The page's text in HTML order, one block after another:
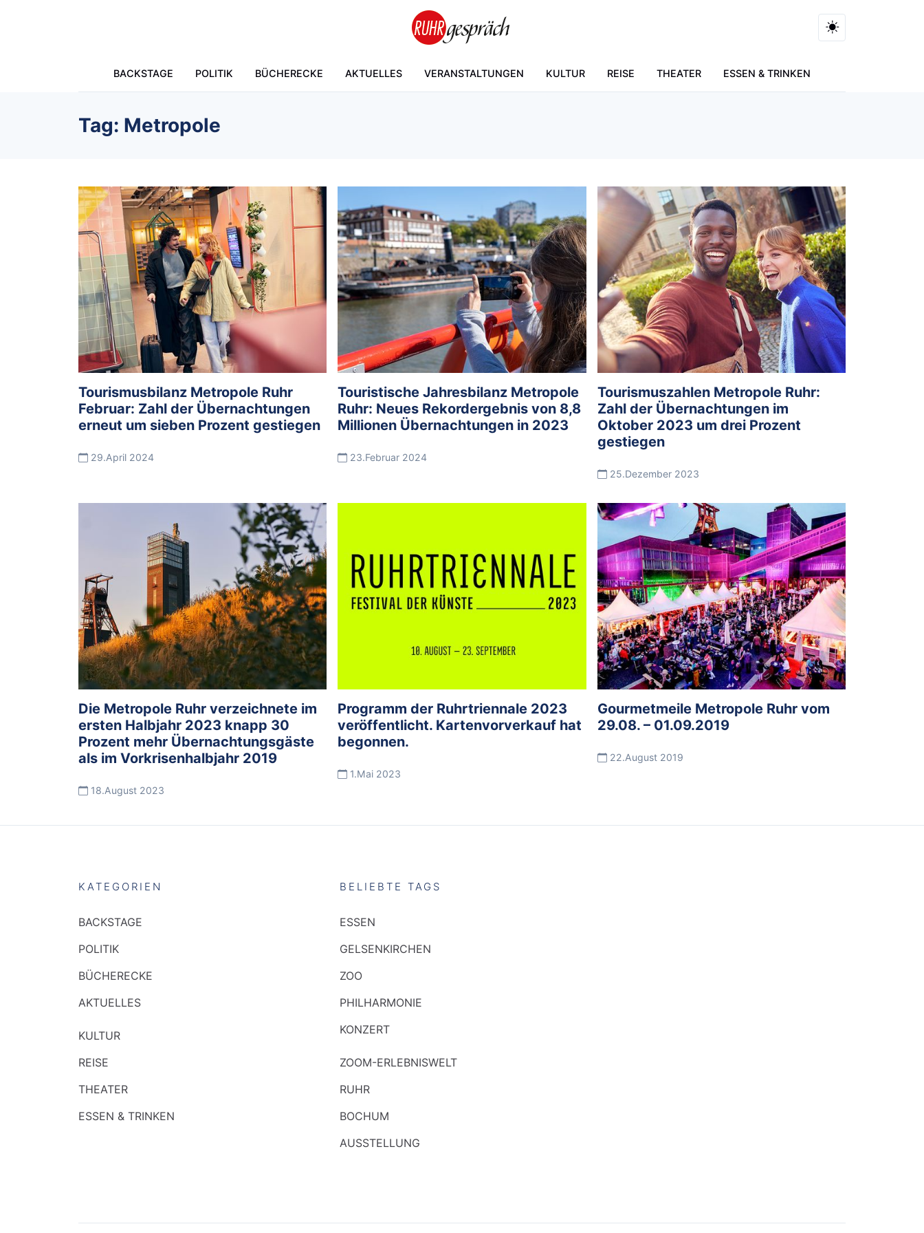
BACKSTAGE POLITIK BÜCHERECKE AKTUELLES VERANSTALTUNGEN KULTUR REISE THEATER ESSEN & TRINKEN
Tag: Metropole
Tourismusbilanz Metropole Ruhr
Februar: Zahl der Übernachtungen
erneut um sieben Prozent gestiegen
29.April 2024
Touristische Jahresbilanz Metropole
Ruhr: Neues Rekordergebnis von 8,8
Millionen Übernachtungen in 2023
23.Februar 2024
Tourismuszahlen Metropole Ruhr:
Zahl der Übernachtungen im
Oktober 2023 um drei Prozent
gestiegen
25.Dezember 2023
Die Metropole Ruhr verzeichnete im
ersten Halbjahr 2023 knapp 30
Prozent mehr Übernachtungsgäste
als im Vorkrisenhalbjahr 2019
18.August 2023
Programm der Ruhrtriennale 2023
veröffentlicht. Kartenvorverkauf hat
begonnen.
1.Mai 2023
Gourmetmeile Metropole Ruhr vom
29.08. – 01.09.2019
22.August 2019
KATEGORIEN
BACKSTAGE
POLITIK
BÜCHERECKE
AKTUELLES
KULTUR
REISE
THEATER
ESSEN & TRINKEN
BELIEBTE TAGS
ESSEN
GELSENKIRCHEN
ZOO
PHILHARMONIE
KONZERT
ZOOM-ERLEBNISWELT
RUHR
BOCHUM
AUSSTELLUNG